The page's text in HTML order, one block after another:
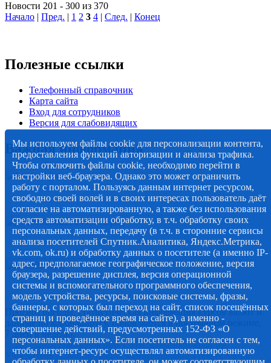
Новости 201 - 300 из 370
Начало | Пред. | 1 2 3 4 | След. | Конец
Полезные ссылки
Телефонный справочник
Карта сайта
Вход для сотрудников
Версия для слабовидящих
Важная информация
Прогноз погоды, статистическая информация курсов валют и
данные по коронавирусу, обновляются в постоянном режиме,
7 дней в неделю.
© 2012-2020 Наименование СМИ: алмазный-край.рф.
Учредитель Администрация муниципального образования
Мы используем файлы cookie для персонализации контента,
предоставления функций авторизации и анализа трафика.
Чтобы отключить файлы cookie, необходимо перейти в
настройки веб-браузера. Однако это может ограничить
работу с порталом. Пользуясь данным интернет ресурсом,
свободно своей волей и в своих интересах пользователь даёт
согласие на автоматизированную, а также без использования
средств автоматизации обработку, в т.ч. обработку своих
персональных данных, передачу (в т.ч. в сторонние сервисы
анализа посетителей Спутник.Аналитика, Яндекс.Метрика,
vk.com, ok.ru) и обработку данных о посетителе (а именно IP-
адрес, предполагаемое географическое положение, версия
браузера, разрешение дисплея, версия операционной
системы и вспомогательного программного обеспечения,
модель устройства, ресурсы, поисковые системы, фразы,
баннеры, с которых был переход на сайт, список посещённых
страниц и проведённое время на сайте), а именно -
совершение действий, предусмотренных 152-ФЗ «О
персональных данных». Если посетитель не согласен с тем,
чтобы интернет-ресурс осуществлял автоматизированную